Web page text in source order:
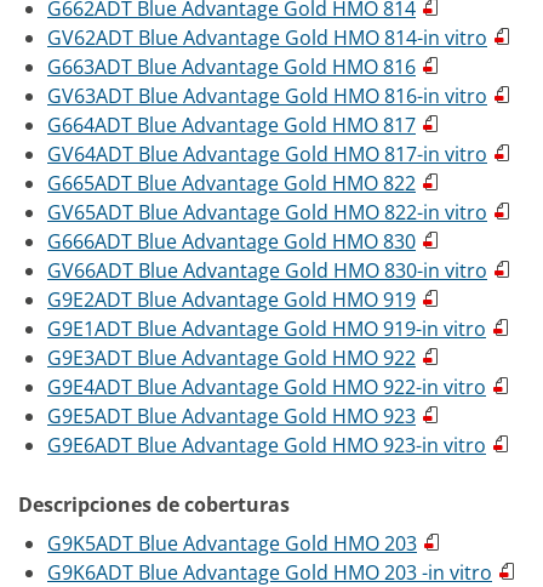
G662ADT Blue Advantage Gold HMO 814
GV62ADT Blue Advantage Gold HMO 814-in vitro
G663ADT Blue Advantage Gold HMO 816
GV63ADT Blue Advantage Gold HMO 816-in vitro
G664ADT Blue Advantage Gold HMO 817
GV64ADT Blue Advantage Gold HMO 817-in vitro
G665ADT Blue Advantage Gold HMO 822
GV65ADT Blue Advantage Gold HMO 822-in vitro
G666ADT Blue Advantage Gold HMO 830
GV66ADT Blue Advantage Gold HMO 830-in vitro
G9E2ADT Blue Advantage Gold HMO 919
G9E1ADT Blue Advantage Gold HMO 919-in vitro
G9E3ADT Blue Advantage Gold HMO 922
G9E4ADT Blue Advantage Gold HMO 922-in vitro
G9E5ADT Blue Advantage Gold HMO 923
G9E6ADT Blue Advantage Gold HMO 923-in vitro
Descripciones de coberturas
G9K5ADT Blue Advantage Gold HMO 203
G9K6ADT Blue Advantage Gold HMO 203 -in vitro